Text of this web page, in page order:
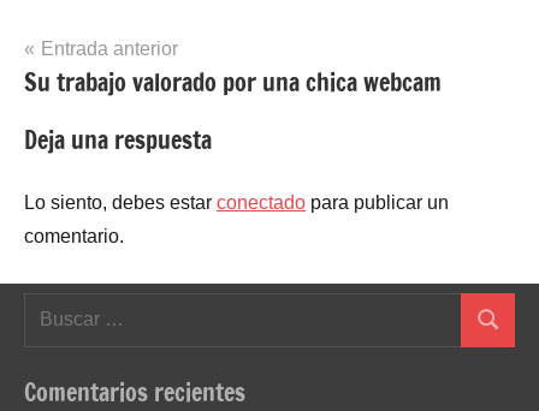
Navegación
de
entradas
Entrada anterior
Su trabajo valorado por una chica webcam
Deja una respuesta
Lo siento, debes estar conectado para publicar un
comentario.
Buscar
Comentarios recientes